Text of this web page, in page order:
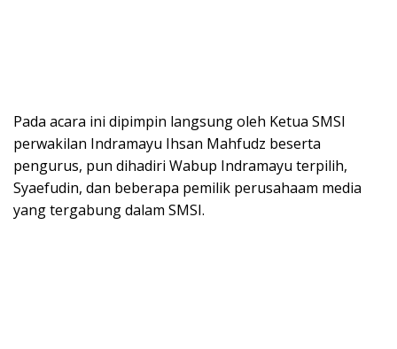
Pada acara ini dipimpin langsung oleh Ketua SMSI
perwakilan Indramayu Ihsan Mahfudz beserta
pengurus, pun dihadiri Wabup Indramayu terpilih,
Syaefudin, dan beberapa pemilik perusahaam media
yang tergabung dalam SMSI.